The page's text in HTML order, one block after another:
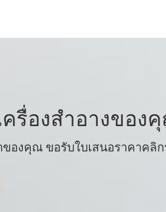
รื่องสำอางของคุ
องคุณ ขอรับใบเสนอราคาคลิ